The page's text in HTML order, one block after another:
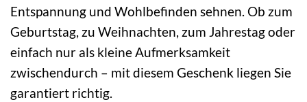
Entspannung und Wohlbefinden sehnen. Ob zum
Geburtstag, zu Weihnachten, zum Jahrestag oder
einfach nur als kleine Aufmerksamkeit
zwischendurch – mit diesem Geschenk liegen Sie
garantiert richtig.